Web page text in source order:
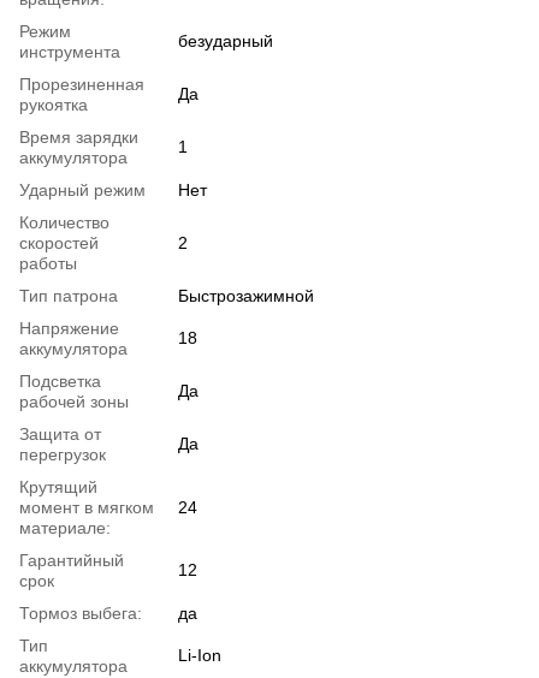
Режим
инструмента
безударный
Прорезиненная
рукоятка
Да
Время зарядки
аккумулятора
1
Ударный режим
Нет
Количество
скоростей
работы
2
Тип патрона
Быстрозажимной
Напряжение
аккумулятора
18
Подсветка
рабочей зоны
Да
Защита от
перегрузок
Да
Крутящий
момент в мягком
материале:
24
Гарантийный
срок
12
Тормоз выбега:
да
Тип
аккумулятора
Li-Ion